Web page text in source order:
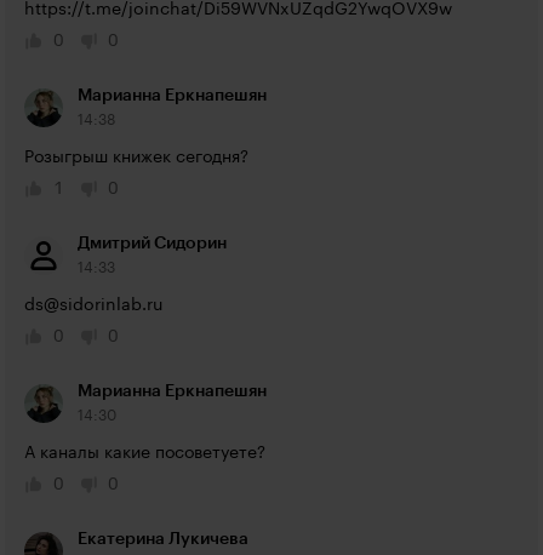
https://t.me/joinchat/Di59WVNxUZqdG2YwqOVX9w
0
0
Марианна Еркнапешян
14:38
Розыгрыш книжек сегодня?
1
0
Дмитрий Сидорин
14:33
ds@sidorinlab.ru
0
0
Марианна Еркнапешян
14:30
А каналы какие посоветуете?
0
0
Екатерина Лукичева